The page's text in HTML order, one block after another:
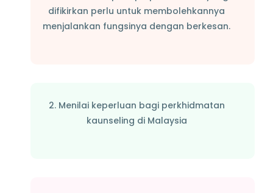
difikirkan perlu untuk membolehkannya
menjalankan fungsinya dengan berkesan.
2. Menilai keperluan bagi perkhidmatan
kaunseling di Malaysia